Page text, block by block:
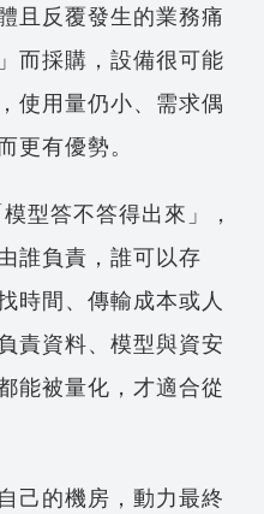
且反覆發生的業務痛
而採購，設備很可能
使用量仍小、需求偶
更有優勢。
型答不答得出來」，
誰負責，誰可以存
時間、傳輸成本或人
責資料、模型與資安
能被量化，才適合從
己的機房，動力最終